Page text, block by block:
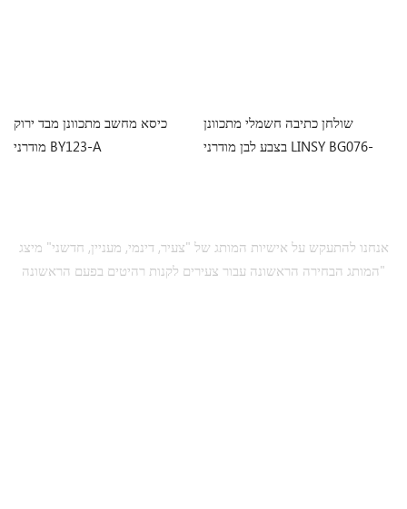
כיסא מחשב מתכוונן מבד ירוק
מודרני BY123-A
שולחן כתיבה חשמלי מתכוונן
בצבע לבן מודרני LINSY BG076-
אנחנו להתעקש על אישיות המותג של "צעיר, דינמי, מעניין, חדשני" מיצג
"המותג הבחירה הראשונה עבור צעירים לקנות רהיטים בפעם הראשונה